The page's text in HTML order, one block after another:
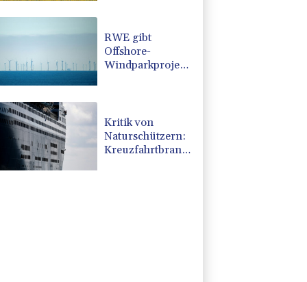
RWE gibt
Offshore-
Windparkprojekte
Kritik von
Naturschützern:
Kreuzfahrtbranche